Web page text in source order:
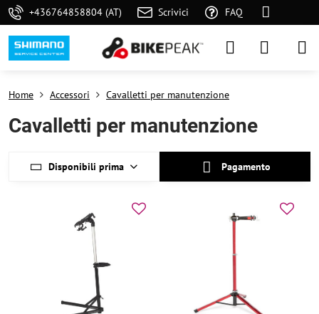
+436764858804 (AT) Scrivici FAQ
Home Accessori Cavalletti per manutenzione
Cavalletti per manutenzione
Disponibili prima Pagamento